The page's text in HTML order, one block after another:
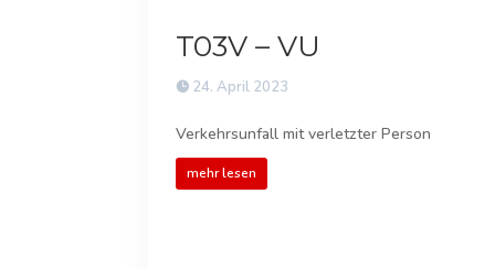
T03V – VU
24. April 2023
Verkehrsunfall mit verletzter Person
mehr lesen